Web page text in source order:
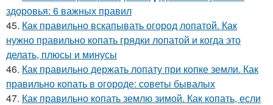
здоровья: 6 важных правил
45. Как правильно вскапывать огород лопатой. Как
нужно правильно копать грядки лопатой и когда это
делать, плюсы и минусы
46. Как правильно держать лопату при копке земли. Как
правильно копать в огороде: советы бывалых
47. Как правильно копать землю зимой. Как копать, если